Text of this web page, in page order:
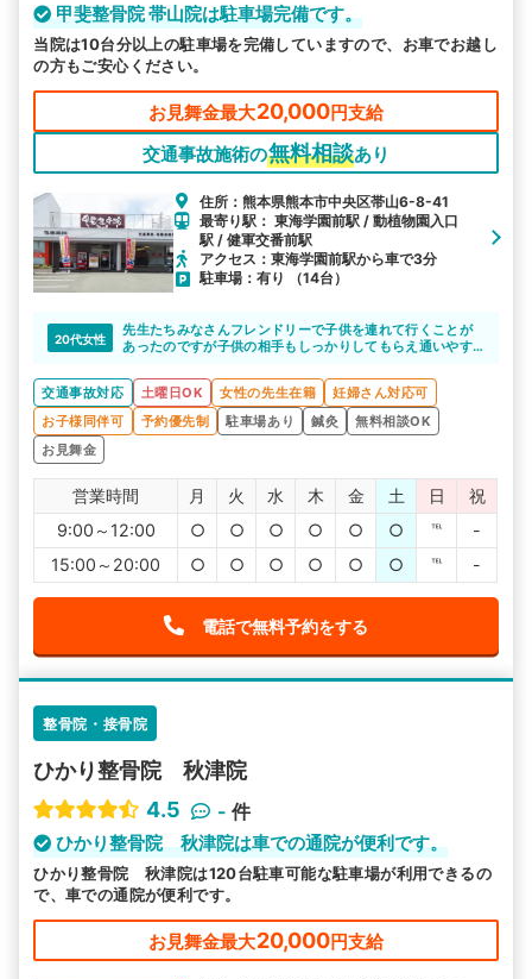
甲斐整骨院 帯山院は駐車場完備です。
当院は10台分以上の駐車場を完備していますので、お車でお越し
の方もご安心ください。
お見舞金最大20,000円支給
交通事故施術の無料相談あり
住所：熊本県熊本市中央区帯山6-8-41
最寄り駅： 東海学園前駅 / 動植物園入口
駅 / 健軍交番前駅
アクセス：東海学園前駅から車で3分
駐車場：有り （14台）
20代女性
先生たちみなさんフレンドリーで子供を連れて行くことが
あったのですが子供の相手もしっかりしてもらえ通いやす
交通事故対応
土曜日OK 女性の先生在籍
妊婦さん対応可
お子様同伴可
予約優先制 駐車場あり 鍼灸
無料相談OK
お見舞金
営業時間 月 火 水 木 金 土 日
祝
9:00～12:00
○ ○ ○ ○ ○ ○ ℡
-
15:00～20:00
○ ○ ○ ○ ○ ○ ℡ -
電話で無料予約をする
整骨院・接骨院
ひかり整骨院 秋津院
4.5
- 件
ひかり整骨院 秋津院は車での通院が便利です。
ひかり整骨院 秋津院は120台駐車可能な駐車場が利用できるの
で、車での通院が便利です。
お見舞金最大20,000円支給